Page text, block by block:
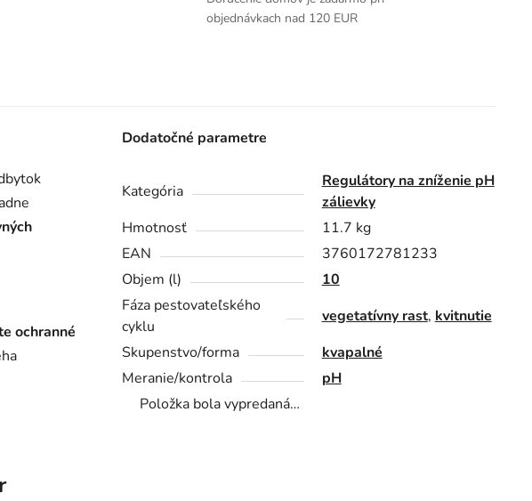
objednávkach nad 120 EUR
ochranné
Dodatočné parametre
Kategória
Regulátory na zníženie pH
zálievky
Hmotnosť
11.7 kg
EAN
3760172781233
Objem (l)
10
Fáza pestovateľského
cyklu
vegetatívny rast, kvitnutie
Skupenstvo/forma
kvapalné
Meranie/kontrola
pH
Položka bola vypredaná…